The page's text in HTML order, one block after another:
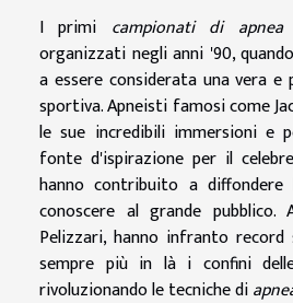
I primi campionati di apnea
organizzati negli anni '90,
a essere considerata una vera
sportiva. Apneisti famosi come
le sue incredibili immersioni e
fonte d'ispirazione per il
hanno contribuito a
conoscere al grande pubblico.
Pelizzari, hanno infranto record
sempre più in là i confini
rivoluzionando le tecniche di